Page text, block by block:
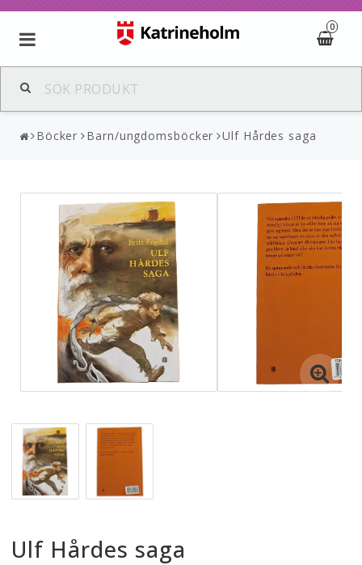
0
Böcker Barn/ungdomsböcker Ulf Hårdes saga
Ulf Hårdes saga